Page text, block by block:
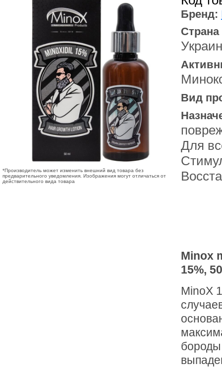
*Производитель может изменить внешний вид товара без
предварительного уведомления. Изображения могут отличаться от
действительного вида товара
Бренд:
Вид
Для
Minox
15%,
MinoX